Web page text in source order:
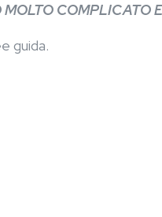
MOLTO COMPLICATO
guida.